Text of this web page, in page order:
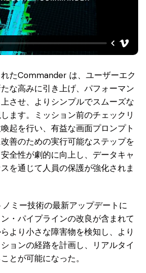
たCommander は、ユーザーエク
な高みに引き上げ、パフォーマン
させ、よりシンプルでスムーズな
ます。ミッション前のチェックリ
起を行い、有益な画面プロンプト
善のための実行可能なステップを
全性が劇的に向上し、データキャ
を通じて人員の保護が強化されま
ミー技術の最新アップデートに
・パイプラインの改良が含まれて
より小さな障害物を検知し、より
ョンの経路を計画し、リアルタイ
とが可能になった。